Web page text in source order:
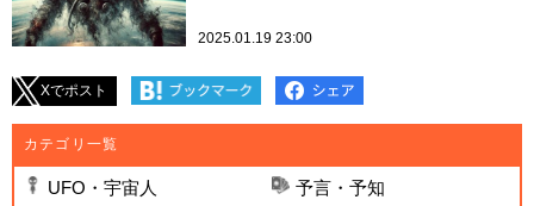
2025.01.19 23:00
Xでポスト
カテゴリ一覧
UFO・宇宙人
予言・予知